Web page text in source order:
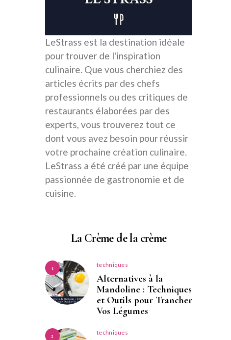
LeStrass est la destination idéale
pour trouver de l'inspiration
culinaire. Que vous cherchiez des
articles écrits par des chefs
professionnels ou des critiques de
restaurants élaborées par des
experts, vous trouverez tout ce
dont vous avez besoin pour réussir
votre prochaine création culinaire.
LeStrass a été créé par une équipe
passionnée de gastronomie et de
cuisine.
La Crème de la crème
1 techniques
Alternatives à la
Mandoline : Techniques
et Outils pour Trancher
Vos Légumes
2 techniques